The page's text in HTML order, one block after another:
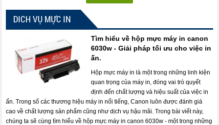
DICH VỤ MỰC IN
Tìm hiểu về hộp mực máy in canon
6030w - Giải pháp tối ưu cho việc in
ấn.
Hộp mực máy in là một trong những linh kiện
quan trọng của máy in, đóng vai trò quyết
định đến chất lượng và hiệu suất của việc in
ấn. Trong số các thương hiệu máy in nổi tiếng, Canon luôn được đánh giá
cao về chất lượng sản phẩm cũng như dịch vụ hậu mãi. Trong bài viết này,
chúng ta sẽ cùng tìm hiểu về hộp mực máy in canon 6030w - một trong những